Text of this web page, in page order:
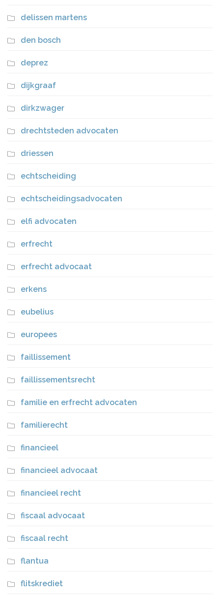
delissen martens
den bosch
deprez
dijkgraaf
dirkzwager
drechtsteden advocaten
driessen
echtscheiding
echtscheidingsadvocaten
elfi advocaten
erfrecht
erfrecht advocaat
erkens
eubelius
europees
faillissement
faillissementsrecht
familie en erfrecht advocaten
familierecht
financieel
financieel advocaat
financieel recht
fiscaal advocaat
fiscaal recht
flantua
flitskrediet